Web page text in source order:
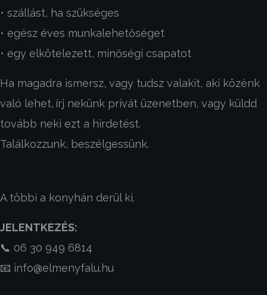
• szállást, ha szükséges
• egész éves munkalehetőséget
• egy elkötelezett, minőségi csapatot
Ha magadra ismersz, vagy tudsz valakit, aki közénk
való lehet, írj nekünk privát üzenetben, vagy küldd
tovább neki ezt a hirdetést.
Találkozzunk, beszélgessünk.
A többi a konyhán derül ki.
JELENTKEZÉS:
📞 06 30 949 6814
📧 info@elmenyfalu.hu